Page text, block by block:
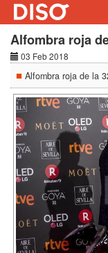
Alfombra roja
03 Feb 2018
Alfombra roja de la